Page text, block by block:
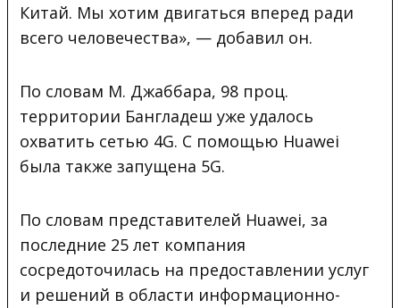
Китай. Мы хотим двигаться вперед ради
всего человечества», — добавил он.
По словам М. Джаббара, 98 проц.
территории Бангладеш уже удалось
охватить сетью 4G. С помощью Huawei
была также запущена 5G.
По словам представителей Huawei, за
последние 25 лет компания
сосредоточилась на предоставлении услуг
и решений в области информационно-